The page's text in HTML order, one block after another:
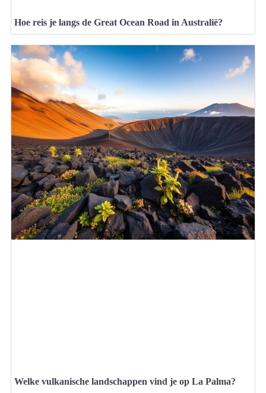
Hoe reis je langs de Great Ocean Road in Australië?
Welke vulkanische landschappen vind je op La Palma?